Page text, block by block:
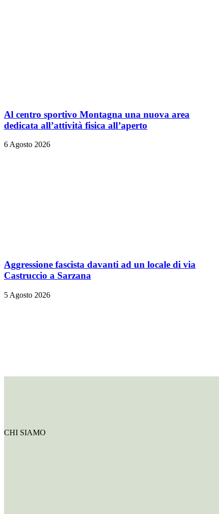
Al centro sportivo Montagna una nuova area
dedicata all’attività fisica all’aperto
6 Agosto 2026
Aggressione fascista davanti ad un locale di via
Castruccio a Sarzana
5 Agosto 2026
CHI SIAMO